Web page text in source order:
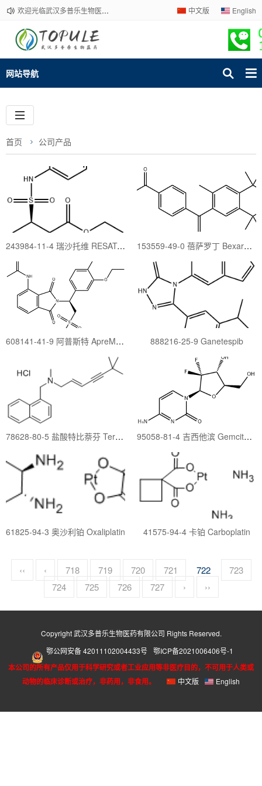
欢迎光临武汉多普乐生物医药有限公司官网！下单请咨询客服，我们热情为您服务！ 中文版 English
网站导航
首页 公司产品
243984-11-4 瑞沙托维 RESATORVID 153559-49-0 蓓萨罗丁 Bexarotene
608141-41-9 阿普斯特 ApreMilast 888216-25-9 Ganetespib
78628-80-5 盐酸特比萘芬 Terbinafine Hydrochloride 95058-81-4 吉西他滨 Gemcitabine
61825-94-3 奥沙利铂 Oxaliplatin 41575-94-4 卡铂 Carboplatin
‹‹ ‹ 718 719 720 721 722
723
724
725 726 727 › ››
Copyright 武汉多普乐生物医药有限公司 Rights Reserved.
鄂公网安备 42011102004433号 鄂ICP备2021006406号-1
本公司的所有产品仅用于科学研究或者工业应用等非医疗目的，不可用于人类或
动物的临床诊断或治疗，非药用，非食用。
中文版 English